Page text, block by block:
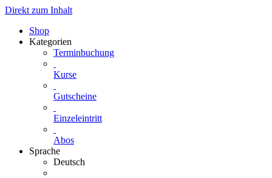
Direkt zum Inhalt
Shop
Kategorien
Terminbuchung
Kurse
Gutscheine
Einzeleintritt
Abos
Sprache
Deutsch